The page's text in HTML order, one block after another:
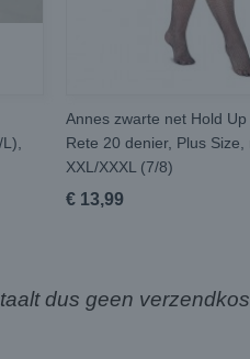
Annes zwarte net Hold
Rete 20 denier, Plus Size,
XXL/XXXL (7/8)
€ 13,99
dus geen